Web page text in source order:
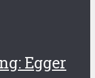
Egger